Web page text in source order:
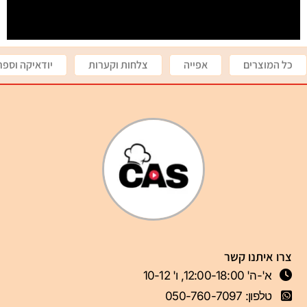
כל המוצרים אפייה צלחות וקערות יודאיקה
צרו איתנו קשר
א'-ה' 12:00-18:00, ו' 10-12
טלפון: 050-760-7097